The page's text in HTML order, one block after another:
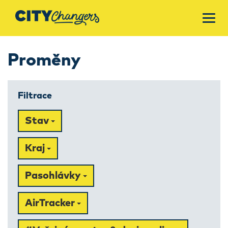
Proměny
Filtrace
Stav
Kraj
Pasohlávky
AirTracker